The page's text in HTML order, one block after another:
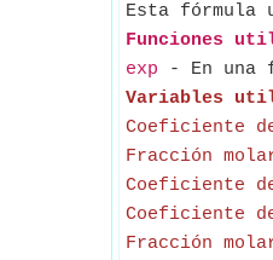
Esta fórmula
Funciones
exp - En una
Variables
Coeficiente
Fracción
Coeficiente
Coeficiente
Fracción